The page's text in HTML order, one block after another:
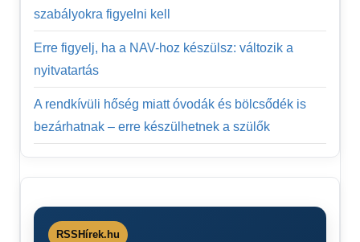
szabályokra figyelni kell
Erre figyelj, ha a NAV-hoz készülsz: változik a
nyitvatartás
A rendkívüli hőség miatt óvodák és bölcsődék is
bezárhatnak – erre készülhetnek a szülők
RSSHírek.hu